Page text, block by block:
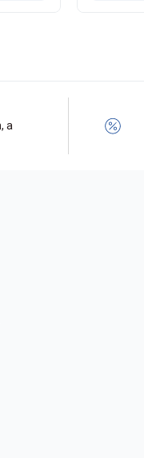
a